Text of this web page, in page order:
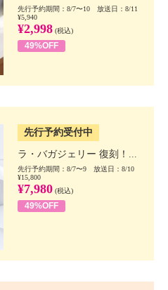
先行予約期間：8/7〜10 放送日：8/11
¥5,940
¥2,998 (税込)
49%OFF
先行予約受付中
ラ・バガジェリー 復刻！...
先行予約期間：8/7〜9 放送日：8/10
¥15,800
¥7,980 (税込)
49%OFF